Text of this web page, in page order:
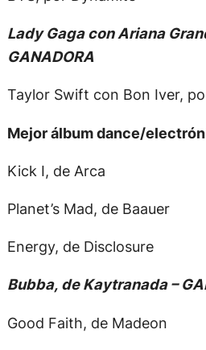
Lady Gaga con Ariana
GANADORA
Taylor Swift con Bon Iver,
Mejor álbum dance/
Kick I, de Arca
Planet’s Mad, de Baauer
Energy, de Disclosure
Bubba, de Kaytranada –
Good Faith, de Madeon